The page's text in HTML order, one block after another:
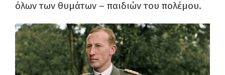
όλων των θυμάτων – παιδιών του πολέμου.